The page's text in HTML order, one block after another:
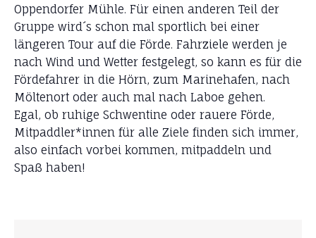
Oppendorfer Mühle. Für einen anderen Teil der
Gruppe wird´s schon mal sportlich bei einer
längeren Tour auf die Förde. Fahrziele werden je
nach Wind und Wetter festgelegt, so kann es für die
Fördefahrer in die Hörn, zum Marinehafen, nach
Möltenort oder auch mal nach Laboe gehen.
Egal, ob ruhige Schwentine oder rauere Förde,
Mitpaddler*innen für alle Ziele finden sich immer,
also einfach vorbei kommen, mitpaddeln und
Spaß haben!